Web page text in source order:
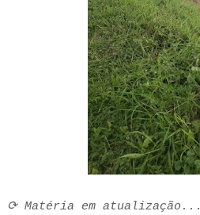
⟳ Matéria em atualização...